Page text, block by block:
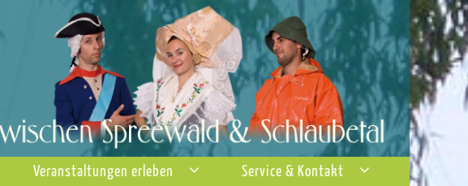
Veranstaltungen erleben
Service & Kontakt